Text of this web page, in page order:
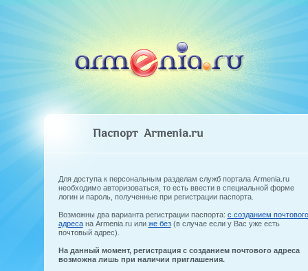
Паспорт Armenia.ru
Для доступа к персональным разделам служб портала Armenia.ru
необходимо авторизоваться, то есть ввести в специальной форме
логин и пароль, полученные при регистрации паспорта.
Возможны два варианта регистрации паспорта: с созданием почтового
адресана Armenia.ru или же без(в случае если у Вас уже есть
почтовый адрес).
На данный момент, регистрация с созданием почтового адреса
возможна лишь при наличии приглашения.